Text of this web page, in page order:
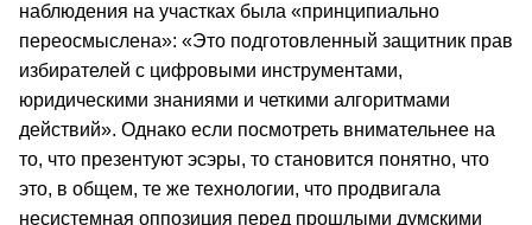
наблюдения на участках была «принципиально
переосмыслена»: «Это подготовленный защитник прав
избирателей с цифровыми инструментами,
юридическими знаниями и четкими алгоритмами
действий». Однако если посмотреть внимательнее на
то, что презентуют эсэры, то становится понятно, что
это, в общем, те же технологии, что продвигала
несистемная оппозиция перед прошлыми думскими